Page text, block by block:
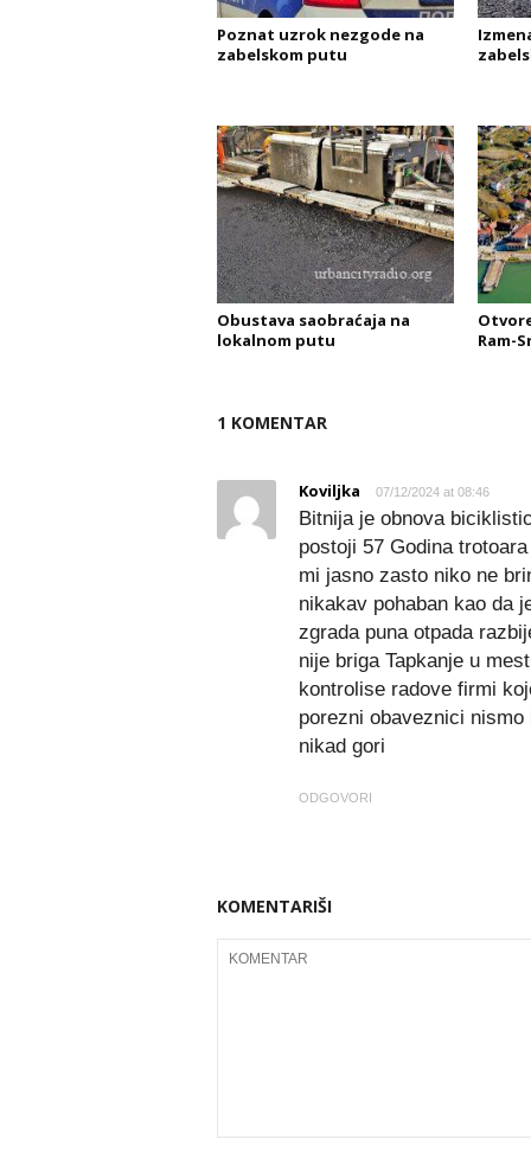
Poznat uzrok nezgode na
zabelskom putu
Obustava saobraćaja na
lokalnom putu
Ram-
1 KOMENTAR
Koviljka 07/12/2024 at 08:46
Bitnija je obnova
postoji 57 Godina
mi jasno zasto niko ne
nikakav pohaban kao da
zgrada puna otpada
nije briga Tapkanje u
kontrolise radove firmi
porezni obaveznici
nikad gori
ODGOVORI
KOMENTARIŠI